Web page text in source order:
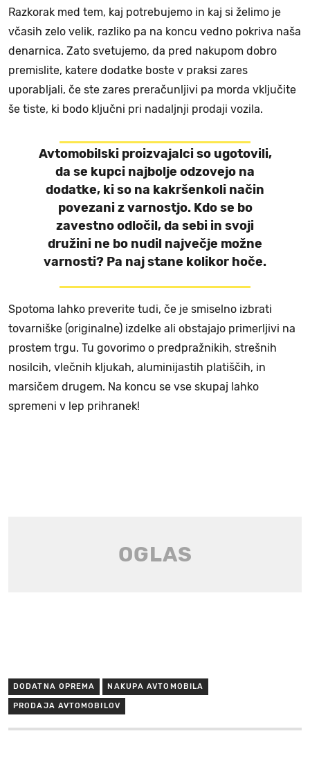
Razkorak med tem, kaj potrebujemo in kaj si želimo je
včasih zelo velik, razliko pa na koncu vedno pokriva naša
denarnica. Zato svetujemo, da pred nakupom dobro
premislite, katere dodatke boste v praksi zares
uporabljali, če ste zares preračunljivi pa morda vključite
še tiste, ki bodo ključni pri nadaljnji prodaji vozila.
Avtomobilski proizvajalci so ugotovili,
da se kupci najbolje odzovejo na
dodatke, ki so na kakršenkoli način
povezani z varnostjo. Kdo se bo
zavestno odločil, da sebi in svoji
družini ne bo nudil največje možne
varnosti? Pa naj stane kolikor hoče.
Spotoma lahko preverite tudi, če je smiselno izbrati
tovarniške (originalne) izdelke ali obstajajo primerljivi na
prostem trgu. Tu govorimo o predpražnikih, strešnih
nosilcih, vlečnih kljukah, aluminijastih platiščih, in
marsičem drugem. Na koncu se vse skupaj lahko
spremeni v lep prihranek!
DODATNA OPREMA NAKUPA AVTOMOBILA
PRODAJA AVTOMOBILOV